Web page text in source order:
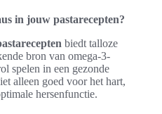
in jouw pastarecepten?
biedt talloze
bron van omega-3-
spelen in een gezonde
alleen goed voor het hart,
hersenfunctie.